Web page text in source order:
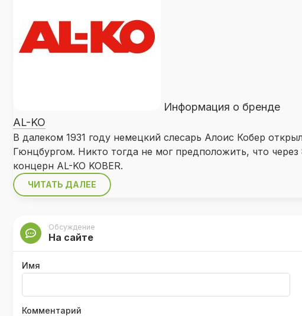
Информация о бренде
AL-KO
В далеком 1931 году немецкий слесарь Алоис Кобер
Гюнцбургом. Никто тогда не мог предположить, что через
концерн AL-KO KOBER.
ЧИТАТЬ ДАЛЕЕ
Обсуждение
На сайте
Имя
Комментарий